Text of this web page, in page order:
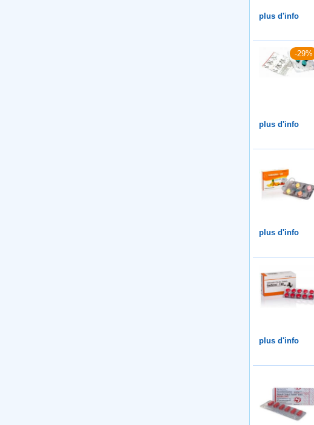
plus d'info
-29%
plus d'info
plus d'info
plus d'info